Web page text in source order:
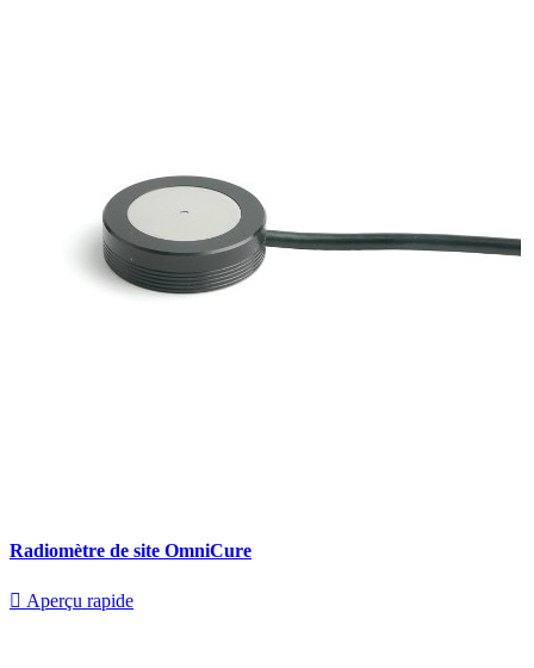
Radiomètre de site OmniCure
 Aperçu rapide